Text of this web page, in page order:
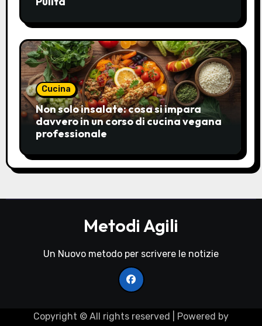
Cucina
Non solo insalate: cosa si impara
davvero in un corso di cucina vegana
professionale
Metodi Agili
Un Nuovo metodo per scrivere le notizie
Copyright © All rights reserved | Powered by